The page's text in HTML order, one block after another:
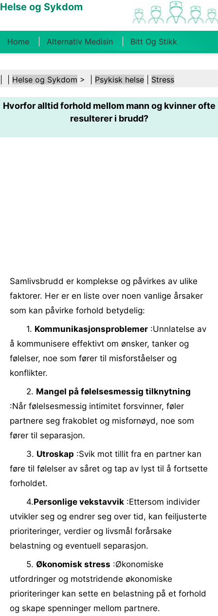
Helse og Sykdom
Home Alternativ Medisin Bitt Og Stikk
Kosthold Og Ernæring Familiehelse
Helsebransjen Psykisk Helse Folkehelse Og
Helse og Sykdom > | Psykisk helse Stress
Hvorfor alltid forhold mellom mann og kvinner ofte
resulterer i brudd?
Samlivsbrudd er komplekse og påvirkes av ulike
faktorer. Her er en liste over noen vanlige årsaker
som kan påvirke forhold betydelig:
1. Kommunikasjonsproblemer :Unnlatelse av
å kommunisere effektivt om ønsker, tanker og
følelser, noe som fører til misforståelser og
konflikter.
2. Mangel på følelsesmessig tilknytning
:Når følelsesmessig intimitet forsvinner, føler
partnere seg frakoblet og misfornøyd, noe som
fører til separasjon.
3. Utroskap :Svik mot tillit fra en partner kan
føre til følelser av såret og tap av lyst til å fortsette
forholdet.
4.Personlige vekstavvik :Ettersom individer
utvikler seg og endrer seg over tid, kan feiljusterte
prioriteringer, verdier og livsmål forårsake
belastning og eventuell separasjon.
5. Økonomisk stress :Økonomiske
utfordringer og motstridende økonomiske
prioriteringer kan sette en belastning på et forhold
og skape spenninger mellom partnere.